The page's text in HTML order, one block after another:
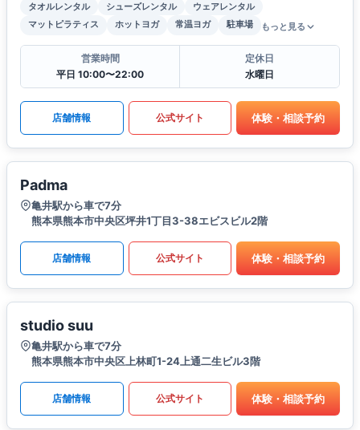
タオルレンタル シューズレンタル
ウェアレンタル
マットピラティス
ホットヨガ 常温ヨガ 駐車場 もっと見る
営業時間
平日 10:00〜22:00
定休日
水曜日
店舗情報 公式サイト 体験・相談予約
Padma
亀井駅から車で7分
熊本県熊本市中央区坪井1丁目3-38エビスビル2階
店舗情報 公式サイト 体験・相談予約
studio suu
亀井駅から車で7分
熊本県熊本市中央区上林町1-24上通二生ビル3階
店舗情報 公式サイト 体験・相談予約